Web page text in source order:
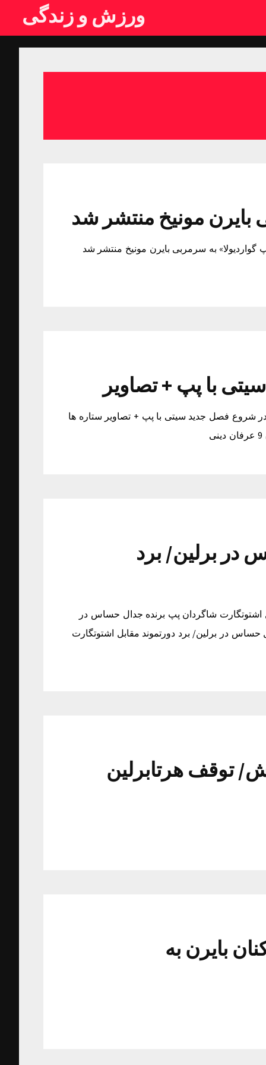
ورزش و زندگی
بایرن مونیخ منتشر شد
گواردیولا» به سرمربی بایرن مونیخ منتشر شد
با پپ + تصاویر
شروع فصل جدید سیتی با پپ + تصاویر ستاره ها
در برلین/ برد
اشتوتگارت شاگردان پپ برنده جدال حساس در
حساس در برلین/ برد دورتموند مقابل اشتوتگارت
توقف هرتابرلین
بایرن به